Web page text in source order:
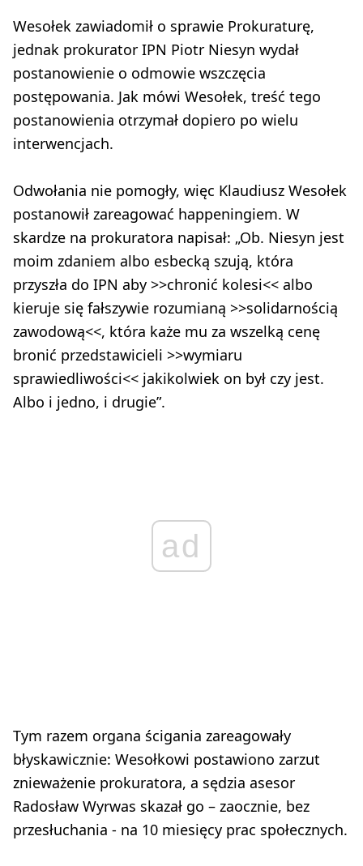
Wesołek zawiadomił o sprawie Prokuraturę,
jednak prokurator IPN Piotr Niesyn wydał
postanowienie o odmowie wszczęcia
postępowania. Jak mówi Wesołek, treść tego
postanowienia otrzymał dopiero po wielu
interwencjach.
Odwołania nie pomogły, więc Klaudiusz Wesołek
postanowił zareagować happeningiem. W
skardze na prokuratora napisał: „Ob. Niesyn jest
moim zdaniem albo esbecką szują, która
przyszła do IPN aby >>chronić kolesi<< albo
kieruje się fałszywie rozumianą >>solidarnością
zawodową<<, która każe mu za wszelką cenę
bronić przedstawicieli >>wymiaru
sprawiedliwości<< jakikolwiek on był czy jest.
Albo i jedno, i drugie”.
ad
Tym razem organa ścigania zareagowały
błyskawicznie: Wesołkowi postawiono zarzut
znieważenie prokuratora, a sędzia asesor
Radosław Wyrwas skazał go – zaocznie, bez
przesłuchania - na 10 miesięcy prac społecznych.